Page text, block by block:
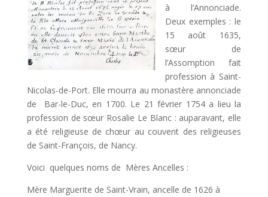
à l’Annonciade.
Deux exemples : le
15 août 1635,
sœur de
l’Assomption fait
profession à Saint-
Nicolas-de-Port. Elle mourra au monastère annonciade
de Bar-le-Duc, en 1700. Le 21 février 1754 a lieu la
profession de sœur Rosalie Le Blanc : auparavant, elle
a été religieuse de chœur au couvent des religieuses
de Saint-François, de Nancy.
Voici quelques noms de Mères Ancelles :
Mère Marguerite de Saint-Vrain, ancelle de 1626 à